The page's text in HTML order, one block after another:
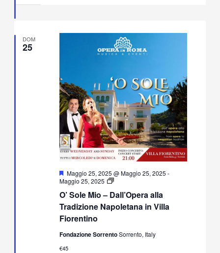
DOM
25
O’ Sole Mio – Dall’Opera alla
Tradizione Napoletana in Villa
Fiorentino
Segnalati
Maggio 25, 2025 @ Maggio 25, 2025 -
Maggio 25, 2025
O’
Mio
–
Dall’Opera
Napoletana
Fondazione SorrentoSorrento, Italy
€45